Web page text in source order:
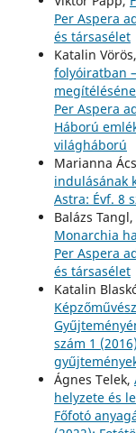
Per Aspera
és társasélet
Katalin Vörös,
folyóiratban
Per Aspera
Háború
világháború
Marianna
indulásának
Astra: Évf. 8
Balázs Tangl,
Monarchia
Per Aspera
és társasélet
Katalin
szám 1
Ágnes Telek,
helyzete és
Főfotó